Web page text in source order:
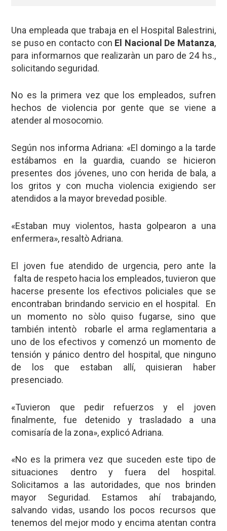
Una empleada que trabaja en el Hospital Balestrini,
se puso en contacto con El Nacional De Matanza,
para informarnos que realizaràn un paro de 24 hs.,
solicitando seguridad.
No es la primera vez que los empleados, sufren
hechos de violencia por gente que se viene a
atender al mosocomio.
Según nos informa Adriana: «El domingo a la tarde
estábamos en la guardia, cuando se hicieron
presentes dos jóvenes, uno con herida de bala, a
los gritos y con mucha violencia exigiendo ser
atendidos a la mayor brevedad posible.
«Estaban muy violentos, hasta golpearon a una
enfermera», resaltò Adriana.
El joven fue atendido de urgencia, pero ante la
falta de respeto hacia los empleados, tuvieron que
hacerse presente los efectivos policiales que se
encontraban brindando servicio en el hospital. En
un momento no sòlo quiso fugarse, sino que
también intentò robarle el arma reglamentaria a
uno de los efectivos y comenzó un momento de
tensión y pánico dentro del hospital, que ninguno
de los que estaban allí, quisieran haber
presenciado.
«Tuvieron que pedir refuerzos y el joven
finalmente, fue detenido y trasladado a una
comisaría de la zona», explicó Adriana.
«No es la primera vez que suceden este tipo de
situaciones dentro y fuera del hospital.
Solicitamos a las autoridades, que nos brinden
mayor Seguridad. Estamos ahí trabajando,
salvando vidas, usando los pocos recursos que
tenemos del mejor modo y encima atentan contra